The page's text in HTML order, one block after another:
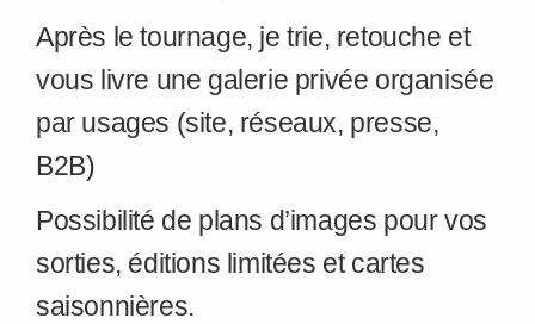
Après le tournage, je trie, retouche et
vous livre une galerie privée organisée
par usages (site, réseaux, presse,
B2B)
Possibilité de plans d’images pour vos
sorties, éditions limitées et cartes
saisonnières.